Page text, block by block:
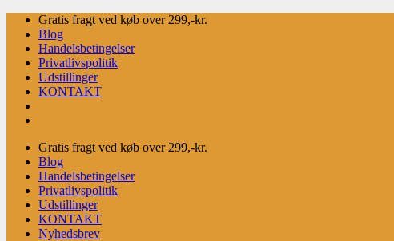
Fortsæt
indhold
Gratis fragt ved køb over 299,-kr.
Blog
Handelsbetingelser
Privatlivspolitik
Udstillinger
KONTAKT
Gratis fragt ved køb over 299,-kr.
Blog
Handelsbetingelser
Privatlivspolitik
Udstillinger
KONTAKT
Nyhedsbrev